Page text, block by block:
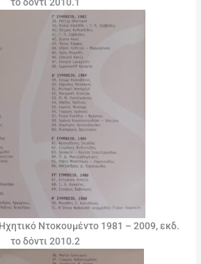
Ντοκουμέντο 1981 – 2009, εκδ.
το δόντι 2010.2